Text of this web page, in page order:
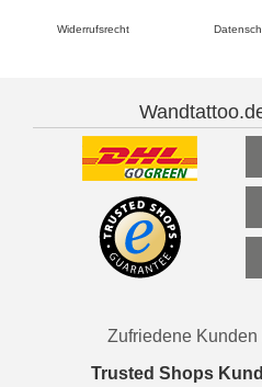
Widerrufsrecht
Zufriedene Kunden
Trusted Shops